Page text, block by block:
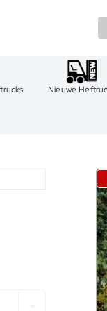
Nieuwe